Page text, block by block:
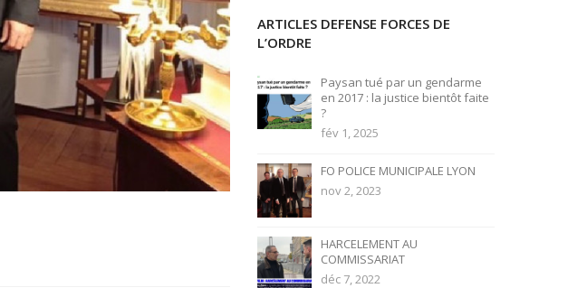
ARTICLES DEFENSE FORCES DE
L’ORDRE
Paysan tué par un gendarme
en 2017 : la justice bientôt faite
?
fév 1, 2025
FO POLICE MUNICIPALE LYON
nov 2, 2023
HARCELEMENT AU
COMMISSARIAT
déc 7, 2022